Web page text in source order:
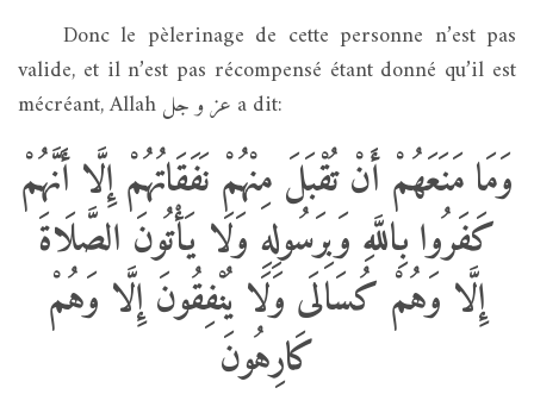
Donc le pèlerinage de cette personne n’est pas
valide, et il n’est pas récompensé étant donné qu’il est
mécréant, Allah عز و جل a dit:
وَمَا مَنَعَهُمْ أَنْ تُقْبَلَ مِنْهُمْ نَفَقَاتُهُمْ إِلَّا أَنَّهُمْ
كَفَرُوا بِاللَّهِ وَبِرَسُولِهِ وَلَا يَأْتُونَ الصَّلَاةَ
إِلَّا وَهُمْ كُسَالَى وَلَا يُنْفِقُونَ إِلَّا وَهُمْ
كَارِهُونَ